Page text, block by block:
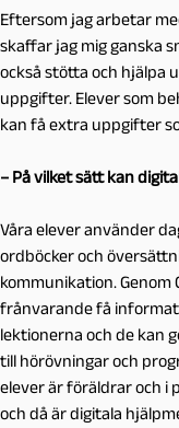
Eftersom jag arbetar
skaffar jag mig ganska
också stötta och hjälpa
uppgifter. Elever som
kan få extra uppgifter
– På vilket sätt kan
Våra elever använder
ordböcker och
kommunikation. Genom
frånvarande få
lektionerna och de kan
till hörövningar och
elever är föräldrar och i
och då är digitala